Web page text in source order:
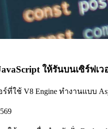
ให้รันบนเซิร์ฟเว
ร์ที่ใช้ V8 Engine ทำงานแบบ